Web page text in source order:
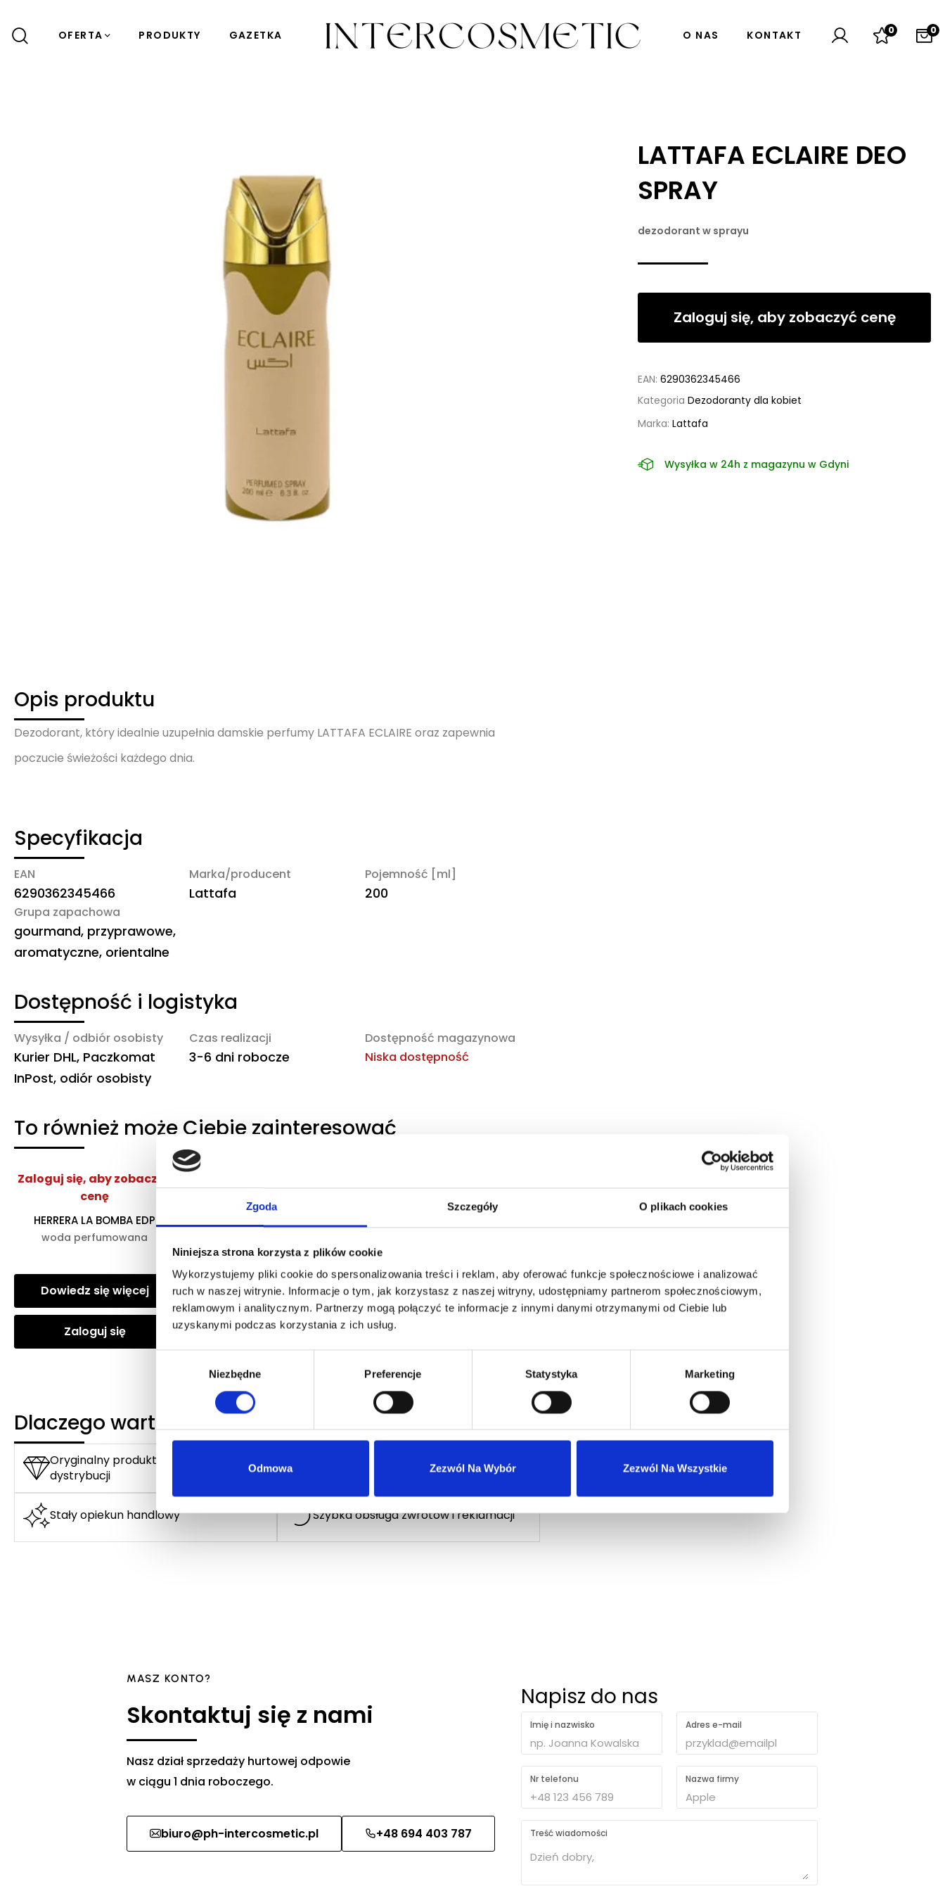
Zgoda Szczegóły O plikach cookies
Niniejsza strona korzysta z plików cookie
Wykorzystujemy pliki cookie do spersonalizowania treści i reklam, aby oferować funkcje społecznościowe i analizować
ruch w naszej witrynie. Informacje o tym, jak korzystasz z naszej witryny, udostępniamy partnerom społecznościowym,
reklamowym i analitycznym. Partnerzy mogą połączyć te informacje z innymi danymi otrzymanymi od Ciebie lub
uzyskanymi podczas korzystania z ich usług.
Niezbędne Preferencje Statystyka Marketing
Odmowa Zezwól Na Wybór Zezwól Na Wszystkie
OFERTA PRODUKTY GAZETKA O NAS KONTAKT 0 0
Opis produktu
Dezodorant, który idealnie uzupełnia damskie perfumy LATTAFA ECLAIRE oraz zapewnia
poczucie świeżości każdego dnia.
Specyfikacja
EAN
6290362345466
Marka/producent
Lattafa
Pojemność [ml]
200
Grupa zapachowa
gourmand, przyprawowe,
aromatyczne, orientalne
Dostępność i logistyka
Wysyłka / odbiór osobisty
Kurier DHL, Paczkomat
InPost, odiór osobisty
Czas realizacji
3-6 dni robocze
Dostępność magazynowa
Niska dostępność
To również może Ciebie zainteresować
Zaloguj się, aby zobaczyć
cenę
HERRERA LA BOMBA EDP
woda perfumowana
Dowiedz się więcej
Zaloguj się
Dowiedz się więcej
Zaloguj się
Zaloguj się
Dlaczego warto?
Oryginalny produkt z autoryzowanej
dystrybucji
Wysyłka 24h z magazynu w Polsce
Stały opiekun handlowy Szybka obsługa zwrotów i reklamacji
LATTAFA ECLAIRE DEO
SPRAY
dezodorant w sprayu
Zaloguj się, aby zobaczyć cenę
EAN:6290362345466
Kategoria Dezodoranty dla kobiet
Marka:Lattafa
Wysyłka w 24h z magazynu w Gdyni
MASZ KONTO?
Skontaktuj się z nami
Nasz dział sprzedaży hurtowej odpowie
w ciągu 1 dnia roboczego.
biuro@ph-intercosmetic.pl +48 694 403 787
Napisz do nas
Imię i nazwisko Adres e-mail
Nr telefonu Nazwa firmy
Treść wiadomości